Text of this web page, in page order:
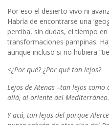
Por eso el desierto vivo ni
Habría de encontrarse una
perciba, sin dudas, el tiempo
transformaciones pampinas.
aunque incluso si no hubiera
<¿Por qué? ¿Por qué tan lejos?
Lejos de Atenas –tan lejos
allá, al oriente del Mediterráneo.
Y acá, tan lejos del parque